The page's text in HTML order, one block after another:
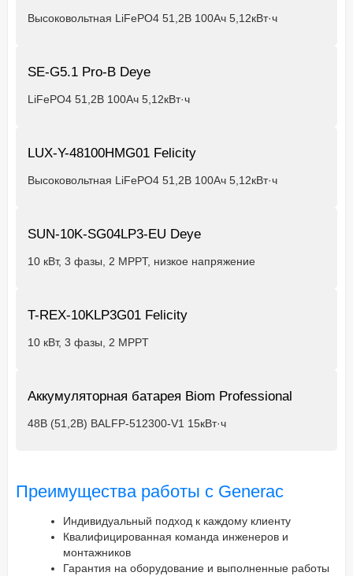
Высоковольтная LiFePO4 51,2В 100Ач 5,12кВт·ч
SE-G5.1 Pro-B Deye
LiFePO4 51,2В 100Ач 5,12кВт·ч
LUX-Y-48100HMG01 Felicity
Высоковольтная LiFePO4 51,2В 100Ач 5,12кВт·ч
SUN-10K-SG04LP3-EU Deye
10 кВт, 3 фазы, 2 MPPT, низкое напряжение
T-REX-10KLP3G01 Felicity
10 кВт, 3 фазы, 2 MPPT
Аккумуляторная батарея Biom Professional
48В (51,2В) BALFP-512300-V1 15кВт·ч
Преимущества работы с Generac
Индивидуальный подход к каждому клиенту
Квалифицированная команда инженеров и
монтажников
Гарантия на оборудование и выполненные работы